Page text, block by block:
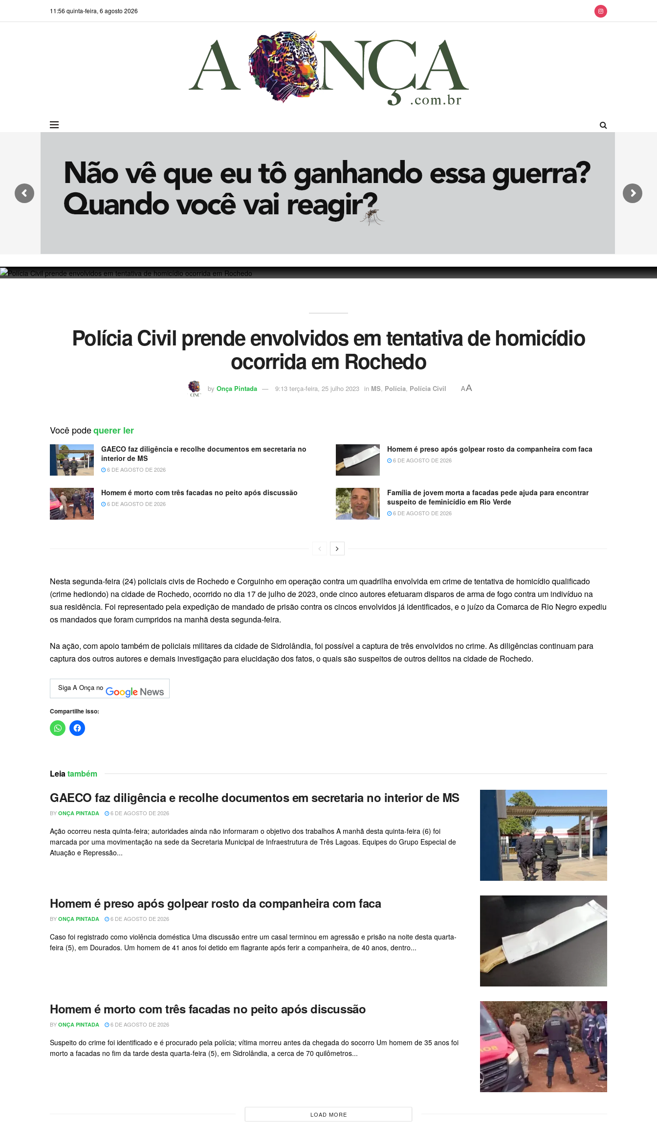
11:56 quinta-feira, 6 agosto 2026
Polícia Civil prende envolvidos em tentativa de homicídio
ocorrida em Rochedo
by Onça Pintada 9:13 terça-feira, 25 julho 2023 in MS, Polícia, Polícia Civil AA
Você podequerer ler
GAECO faz diligência e recolhe documentos em secretaria no
interior de MS
6 DE AGOSTO DE 2026
Homem é preso após golpear rosto da companheira com faca
6 DE AGOSTO DE 2026
Homem é morto com três facadas no peito após discussão
6 DE AGOSTO DE 2026
Família de jovem morta a facadas pede ajuda para encontrar
suspeito de feminicídio em Rio Verde
6 DE AGOSTO DE 2026
Nesta segunda-feira (24) policiais civis de Rochedo e Corguinho em operação contra um quadrilha envolvida em crime de tentativa de homicídio qualificado
(crime hediondo) na cidade de Rochedo, ocorrido no dia 17 de julho de 2023, onde cinco autores efetuaram disparos de arma de fogo contra um indivíduo na
sua residência. Foi representado pela expedição de mandado de prisão contra os cincos envolvidos já identificados, e o juízo da Comarca de Rio Negro expediu
os mandados que foram cumpridos na manhã desta segunda-feira.
Na ação, com apoio também de policiais militares da cidade de Sidrolândia, foi possível a captura de três envolvidos no crime. As diligências continuam para
captura dos outros autores e demais investigação para elucidação dos fatos, o quais são suspeitos de outros delitos na cidade de Rochedo.
Siga A Onça no
Compartilhe isso:
Leiatambém
GAECO faz diligência e recolhe documentos em secretaria no interior de MS
BY ONÇA PINTADA 6 DE AGOSTO DE 2026
Ação ocorreu nesta quinta-feira; autoridades ainda não informaram o objetivo dos trabalhos A manhã desta quinta-feira (6) foi
marcada por uma movimentação na sede da Secretaria Municipal de Infraestrutura de Três Lagoas. Equipes do Grupo Especial de
Atuação e Repressão...
Homem é preso após golpear rosto da companheira com faca
BY ONÇA PINTADA 6 DE AGOSTO DE 2026
Caso foi registrado como violência doméstica Uma discussão entre um casal terminou em agressão e prisão na noite desta quarta-
feira (5), em Dourados. Um homem de 41 anos foi detido em flagrante após ferir a companheira, de 40 anos, dentro...
Homem é morto com três facadas no peito após discussão
BY ONÇA PINTADA 6 DE AGOSTO DE 2026
Suspeito do crime foi identificado e é procurado pela polícia; vítima morreu antes da chegada do socorro Um homem de 35 anos foi
morto a facadas no fim da tarde desta quarta-feira (5), em Sidrolândia, a cerca de 70 quilômetros...
LOAD MORE